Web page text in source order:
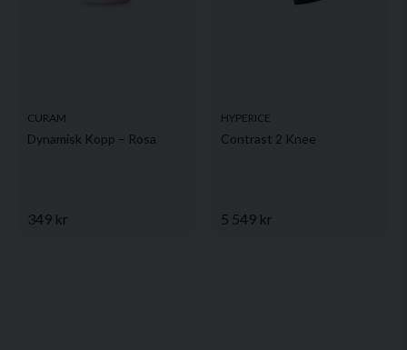
CURAM
Dynamisk Kopp – Rosa
349 kr
HYPERICE
Contrast 2 Knee
5 549 kr